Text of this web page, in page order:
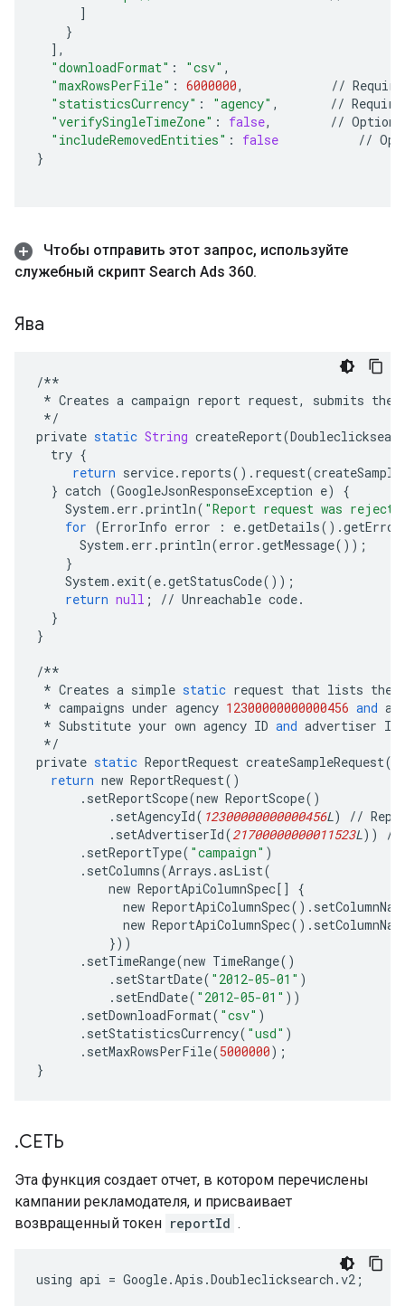
]
}
],
"downloadFormat" : "csv" ,
"maxRowsPerFile" : 6000000, //
"statisticsCurrency" : "agency" , //
"verifySingleTimeZone" : false, //
"includeRemovedEntities" : false //
}
Чтобы отправить этот запрос, используйте
служебный скрипт Search Ads 360.
Ява
/**
* Creates a campaign report request, submits the
*/
private static String createReport(
try {
return service. reports() . request(
} catch (GoogleJsonResponseException e)
{
System . err .println( "Report request was
for (ErrorInfo error : e.getDetails() .
System . err .println(error .getMessage());
}
System . exit(e.getStatusCode());
return null ; // Unreachable code.
}
}
/**
* Creates a simple static request that lists the
* campaigns under agency 12300000000000456 and
* Substitute your own agency ID and advertiser IDs
*/
private static ReportRequest createSampleRequest()
return new ReportRequest()
. setReportScope(new ReportScope()
. setAgencyId( 12300000000000456L) //
. setAdvertiserId(21700000000011523L))
//
. setReportType( "campaign" )
. setColumns(Arrays .asList(
new ReportApiColumnSpec[]
{
new ReportApiColumnSpec() .
new ReportApiColumnSpec() .
}))
. setTimeRange(new TimeRange()
. setStartDate( "2012-05-01" )
. setEndDate( "2012-05-01" ))
. setDownloadFormat( "csv" )
. setStatisticsCurrency( "usd" )
. setMaxRowsPerFile(5000000);
}
.СЕТЬ
Эта функция создает отчет, в котором перечислены
кампании рекламодателя, и присваивает
возвращенный токен reportId .
using api = Google.Apis .Doubleclicksearch .v2 ;